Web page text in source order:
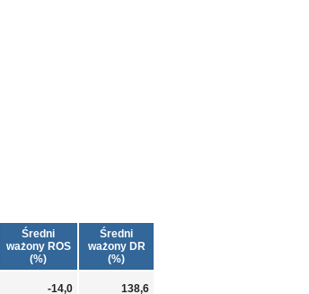
Średni
ważony ROS
(%)
Średni
ważony DR
(%)
-14,0 138,6